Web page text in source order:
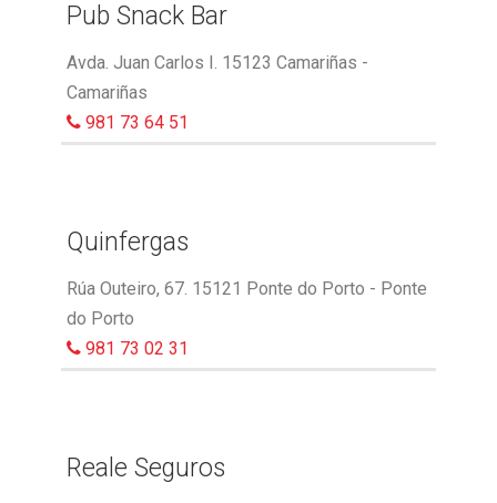
Pub Snack Bar
Avda. Juan Carlos I. 15123 Camariñas -
Camariñas
981 73 64 51
Quinfergas
Rúa Outeiro, 67. 15121 Ponte do Porto - Ponte
do Porto
981 73 02 31
Reale Seguros